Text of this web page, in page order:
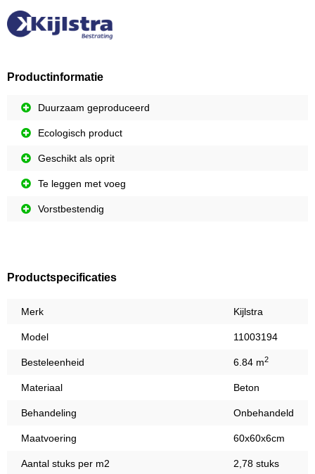
Productinformatie
Duurzaam geproduceerd
Ecologisch product
Geschikt als oprit
Te leggen met voeg
Vorstbestendig
Productspecificaties
Merk Kijlstra
Model 11003194
Besteleenheid 6.84 m2
Materiaal Beton
Behandeling Onbehandeld
Maatvoering 60x60x6cm
Aantal stuks per m2 2,78 stuks